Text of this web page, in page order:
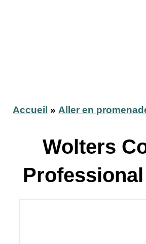
Accueil » Aller en
Wolters